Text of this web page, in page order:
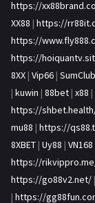
https://
XX88 | https://
https://
https://
8XX | Vip66 | SumClub
| kuwin | 88bet | x88 |
https://
mu88 | https://
8XBET | Uy88 | VN168
https://
https://go88v2.net/ |
| https://